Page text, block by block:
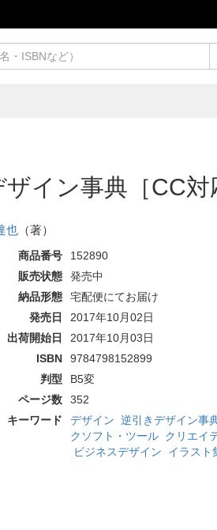
イン事典［CC対
也（著）
商品番号
152890
販売状態
発売中
納品形態
宅配便にてお届け
発売日
2017年10月02日
出荷開始日
2017年10月03日
ISBN
9784798152899
判型
B5変
ページ数
352
キーワード
デザイン 逆引きデザイン事
クソフト・ツール クリエイ
ビジネスデザイン
イラスト